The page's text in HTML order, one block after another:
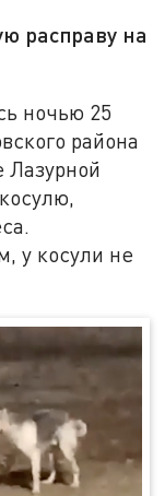
расправу на
ночью 25
района
Лазурной
у косули не